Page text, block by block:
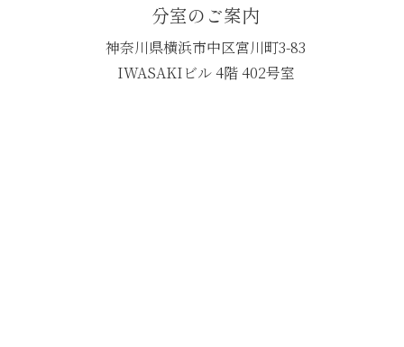
分室のご案内
神奈川県横浜市中区宮川町3-83
IWASAKIビル 4階 402号室